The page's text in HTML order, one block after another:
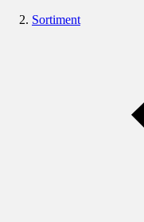
Sortiment